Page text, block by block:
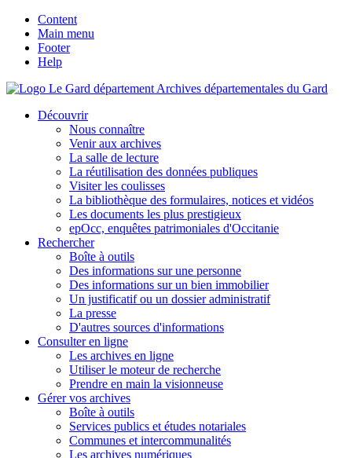
Content
Main menu
Footer
Help
Archives départementales du Gard
Découvrir
Nous connaître
Venir aux archives
La salle de lecture
La réutilisation des données publiques
Visiter les coulisses
La bibliothèque des formulaires, notices et vidéos
Les documents les plus prestigieux
epOcc, enquêtes patrimoniales d'Occitanie
Rechercher
Boîte à outils
Des informations sur une personne
Des informations sur un bien immobilier
Un justificatif ou un dossier administratif
La presse
D'autres sources d'informations
Consulter en ligne
Les archives en ligne
Utiliser le moteur de recherche
Prendre en main la visionneuse
Gérer vos archives
Boîte à outils
Services publics et études notariales
Communes et intercommunalités
Les archives numériques